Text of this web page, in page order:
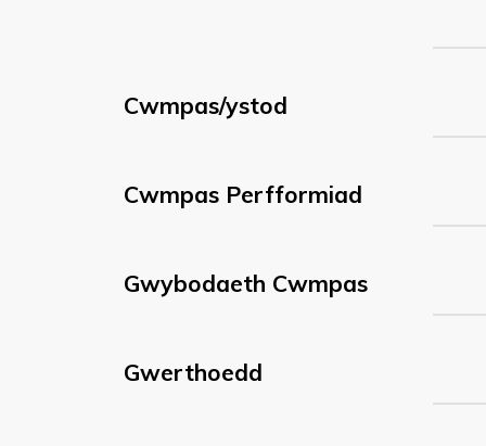
Cwmpas/ystod
Cwmpas Perfformiad
Gwybodaeth Cwmpas
Gwerthoedd